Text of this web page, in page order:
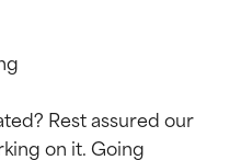
Rest assured our
on it. Going